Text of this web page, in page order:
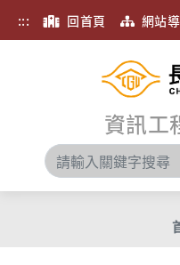
::: 回首頁 網站
資訊工